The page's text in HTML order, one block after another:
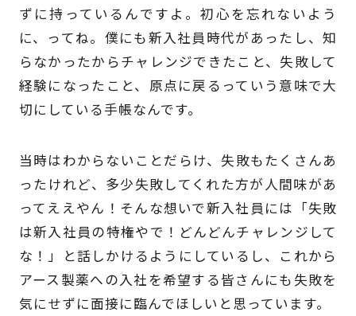
ずに持っているんですよ。初心を忘れないよう
に、ってね。僕にも新入社員時代があったし、知
らなかったからチャレンジできたこと、失敗して
経験になったこと、原点に戻るっていう意味で大
切にしている手帳なんです。
当時はわからないことだらけ、失敗もたくさんあ
ったけれど、多少失敗してくれた方が人間味があ
ってええやん！そんな想いで新入社員には「失敗
は新入社員の特権やで！どんどんチャレンジして
な！」と話しかけるようにしているし、これから
アース製薬への入社を希望する皆さんにも失敗を
気にせずに面接に臨んでほしいと思っています。